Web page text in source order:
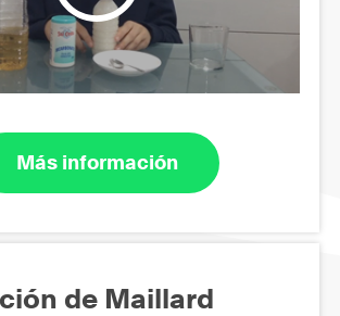
Más información
de Maillard